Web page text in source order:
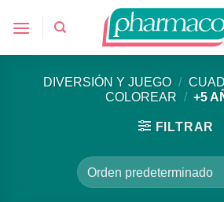
DIVERSIÓN Y JUEGO /
COLOREAR / +5
FILTRAR